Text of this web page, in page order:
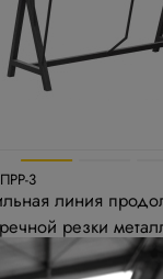
3
линия
резки
Р